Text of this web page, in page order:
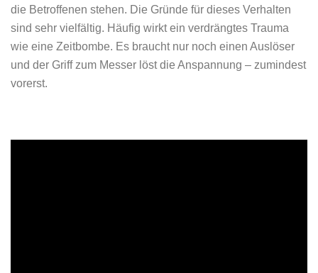
die Betroffenen stehen. Die Gründe für dieses Verhalten
sind sehr vielfältig. Häufig wirkt ein verdrängtes Trauma
wie eine Zeitbombe. Es braucht nur noch einen Auslöser
und der Griff zum Messer löst die Anspannung – zumindest
vorerst.